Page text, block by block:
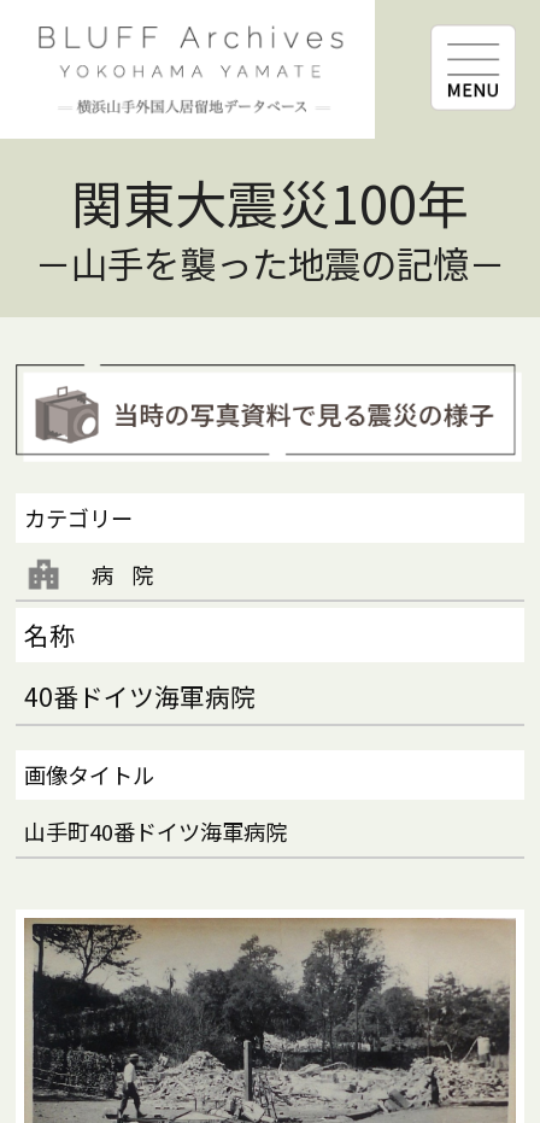
関東大震災100年
－山手を襲った地震の記憶－
カテゴリー
病院
名称
40番ドイツ海軍病院
画像タイトル
山手町40番ドイツ海軍病院